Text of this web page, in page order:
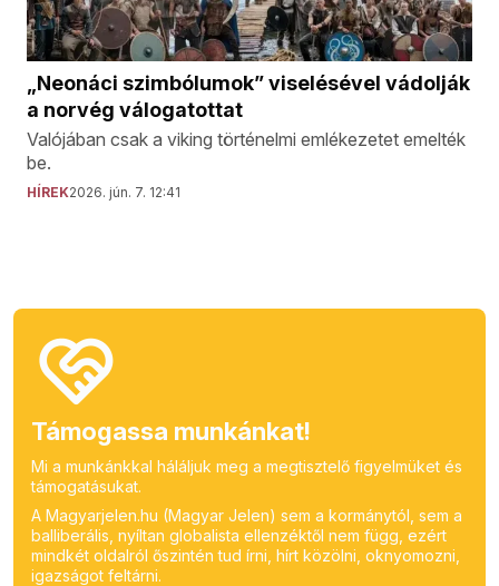
„Neonáci szimbólumok” viselésével vádolják
a norvég válogatottat
Valójában csak a viking történelmi emlékezetet emelték
be.
HÍREK2026. jún. 7. 12:41
Támogassa munkánkat!
Mi a munkánkkal háláljuk meg a megtisztelő figyelmüket és
támogatásukat.
A Magyarjelen.hu (Magyar Jelen) sem a kormánytól, sem a
balliberális, nyíltan globalista ellenzéktől nem függ, ezért
mindkét oldalról őszintén tud írni, hírt közölni, oknyomozni,
igazságot feltárni.